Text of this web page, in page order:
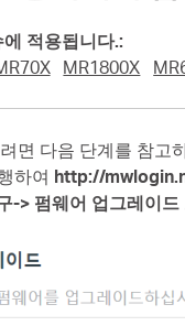
적용됩니다.:
MR1800X
면 다음 단계를 참고
하여 http://
-> 펌웨어 업그레이